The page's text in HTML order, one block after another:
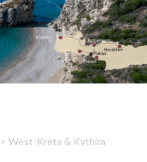
> West-Kreta & Kythira